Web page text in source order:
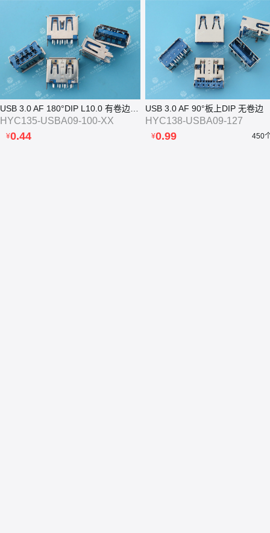
HYC135-USBA09-100-XX
¥0.44
USB 3.0 AF 90°板上DIP 无卷边
HYC138-USBA09-127
¥0.99 450